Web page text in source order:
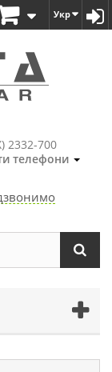
Укр
2332-700
телефони